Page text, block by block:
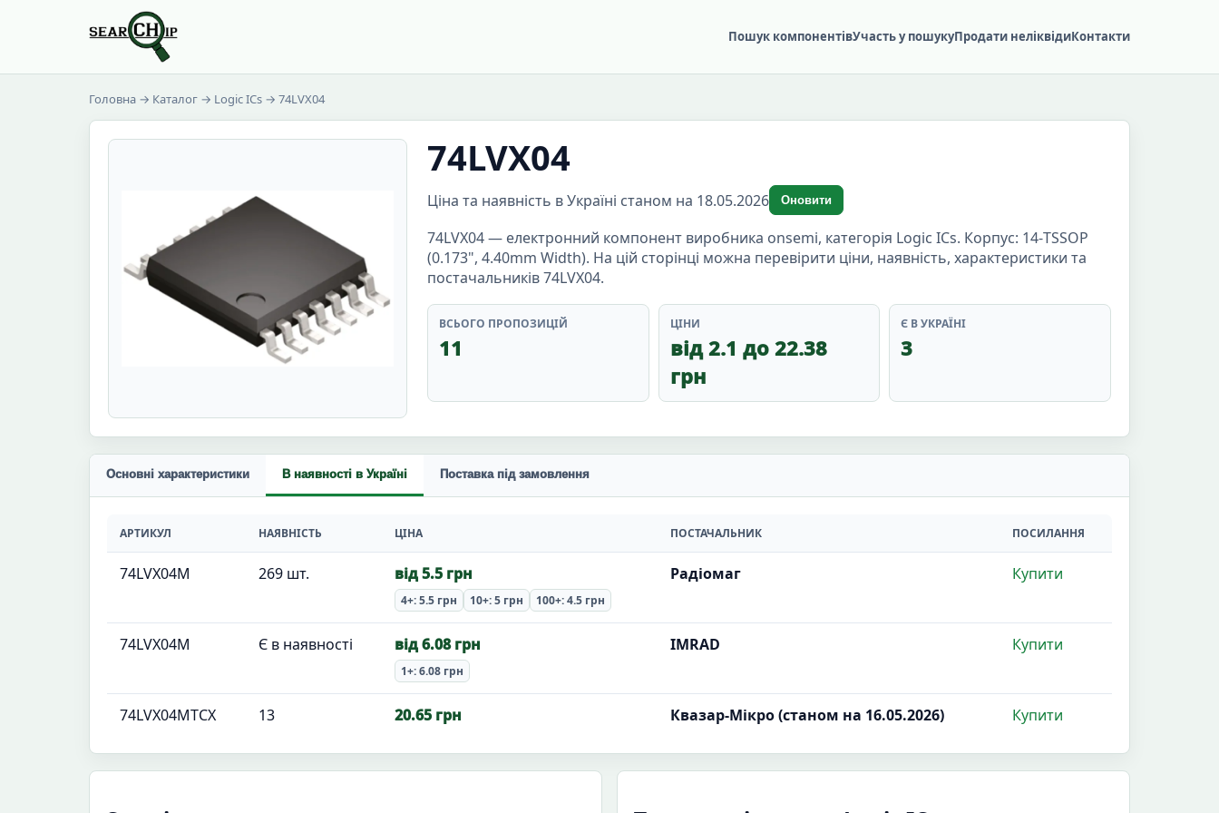
Пошук компонентівУчасть у пошукуПродати неліквідиКонтакти
Головна → Каталог → Logic ICs → 74LVX04
74LVX04
Ціна та наявність в Україні станом на 18.05.2026 Оновити
74LVX04 — електронний компонент виробника onsemi, категорія Logic ICs. Корпус: 14-TSSOP
(0.173", 4.40mm Width). На цій сторінці можна перевірити ціни, наявність, характеристики та
постачальників 74LVX04.
ВСЬОГО ПРОПОЗИЦІЙ
11
ЦІНИ
від 2.1 до 22.38
грн
Є В УКРАЇНІ
3
Основні характеристики В наявності в Україні Поставка під замовлення
АРТИКУЛ НАЯВНІСТЬ ЦІНА ПОСТАЧАЛЬНИК ПОСИЛАННЯ
74LVX04M 269 шт. від 5.5 грн
4+: 5.5 грн 10+: 5 грн 100+: 4.5 грн
Радіомаг Купити
74LVX04M Є в наявності від 6.08 грн
1+: 6.08 грн
IMRAD Купити
74LVX04MTCX 13 20.65 грн Квазар-Мікро (станом на 16.05.2026) Купити